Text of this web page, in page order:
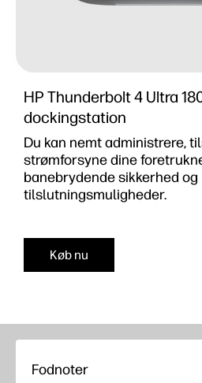
HP Thunderbolt 4 Ultra
dockingstation
Du kan nemt administrere,
strømforsyne dine
banebrydende sikkerhed og
tilslutningsmuligheder.
Køb nu
Fodnoter